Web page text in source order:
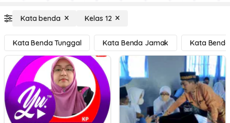
Kata benda Kelas 12
Kata Benda Tunggal Kata Benda Jamak Kata